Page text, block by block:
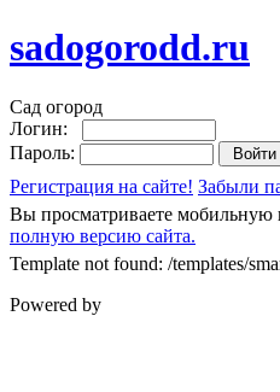
sadogorodd.ru
Сад огород
Логин:
Пароль:
Регистрация на сайте! Забыли
Вы просматриваете мобильную
полную версию сайта.
Template not found: /templates/
Powered by